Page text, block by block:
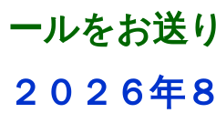
ールをお送
２０２６年